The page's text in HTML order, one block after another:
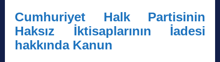
Cumhuriyet Halk Partisinin
Haksız İktisaplarının İadesi
hakkında Kanun